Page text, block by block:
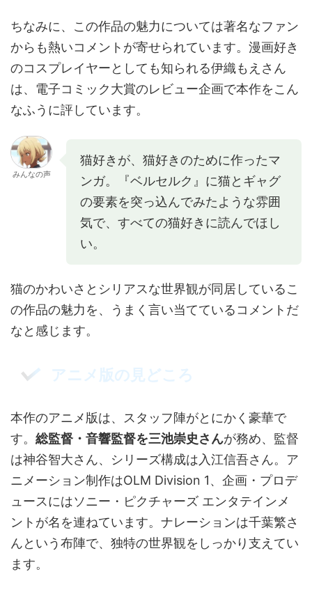
ちなみに、この作品の魅力については著名なファン
からも熱いコメントが寄せられています。漫画好き
のコスプレイヤーとしても知られる伊織もえさん
は、電子コミック大賞のレビュー企画で本作をこん
なふうに評しています。
みんなの声
猫好きが、猫好きのために作ったマ
ンガ。『ベルセルク』に猫とギャグ
の要素を突っ込んでみたような雰囲
気で、すべての猫好きに読んでほし
い。
猫のかわいさとシリアスな世界観が同居しているこ
の作品の魅力を、うまく言い当てているコメントだ
なと感じます。
アニメ版の見どころ
本作のアニメ版は、スタッフ陣がとにかく豪華で
す。 総監督・音響監督を三池崇史さんが務め、監督
は神谷智大さん、シリーズ構成は入江信吾さん。ア
ニメーション制作はOLM Division 1、企画・プロデ
ュースにはソニー・ピクチャーズ エンタテインメ
ントが名を連ねています。ナレーションは千葉繁さ
んという布陣で、独特の世界観をしっかり支えてい
ます。